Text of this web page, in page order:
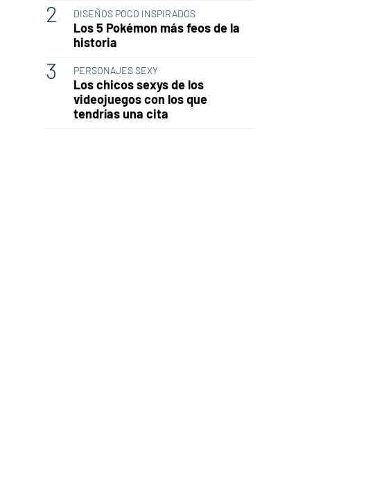
DISEÑOS POCO INSPIRADOS
Los 5 Pokémon más feos de la
historia
PERSONAJES SEXY
Los chicos sexys de los
videojuegos con los que
tendrías una cita